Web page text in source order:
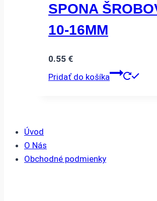
SPONA
10-16MM
0.55 €
Pridať do košíka
Úvod
O Nás
Obchodné podmienky